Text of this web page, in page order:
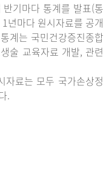
기마다 통계를 발표(통
년마다 원시자료를 공개
계는 국민건강증진종합
술 교육자료 개발, 관련
자료는 모두 국가손상정
.